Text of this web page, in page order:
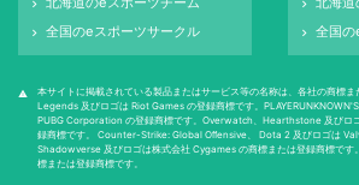
keyboard_arrow_right
keyboard_arrow_right 全国のeスポーツサークル
keyboard_arrow_right
keyboard_arrow_right 全国の
warning
本サイトに掲載されている製品またはサービス等の名称は、各社の商標
Legends 及びロゴは Riot Games の登録商標です。
PUBG Corporation の登録商標です。Overwatch、Hearthstone 及びロ
録商標です。 Counter-Strike: Global Oﬀensive、 Dota 2 及びロゴは
Shadowverse 及びロゴは株式会社 Cygames の商標または登録商標です
標または登録商標です。